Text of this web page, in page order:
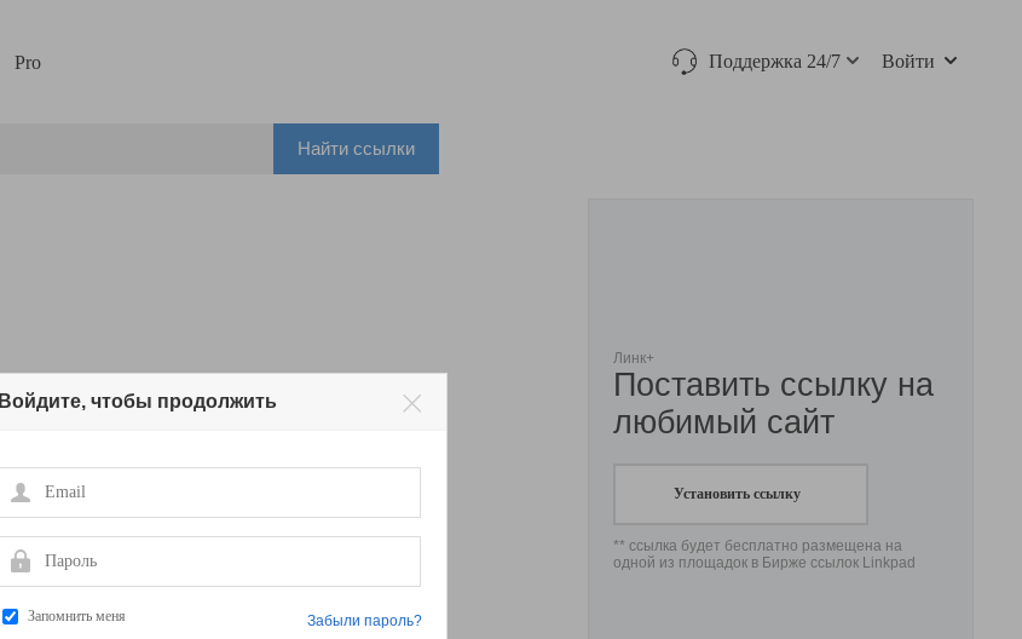
Pro Поддержка 24/7 Войти
Найти ссылки
Линк+
Поставить ссылку на
любимый сайт
Установить ссылку
** ссылка будет бесплатно размещена на
одной из площадок в Бирже ссылок Linkpad
Войдите, чтобы продолжить
Email
Пароль
Запомнить меня Забыли пароль?